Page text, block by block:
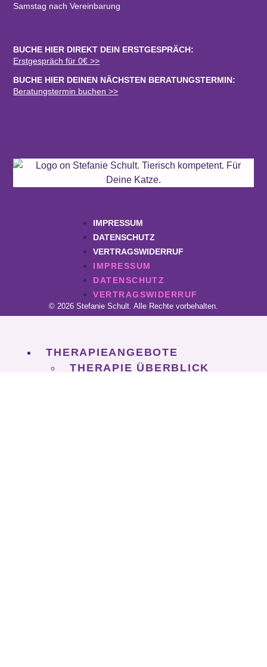
Samstag nach Vereinbarung
BUCHE HIER DIREKT DEIN ERSTGESPRÄCH:
Erstgespräch für 0€ >>
BUCHE HIER DEINEN NÄCHSTEN BERATUNGSTERMIN:
Beratungstermin buchen >>
© 2026 Stefanie Schult. Alle Rechte vorbehalten.
IMPRESSUM
DATENSCHUTZ
VERTRAGSWIDERRUF
IMPRESSUM
DATENSCHUTZ
VERTRAGSWIDERRUF
THERAPIEANGEBOTE
THERAPIE ÜBERBLICK